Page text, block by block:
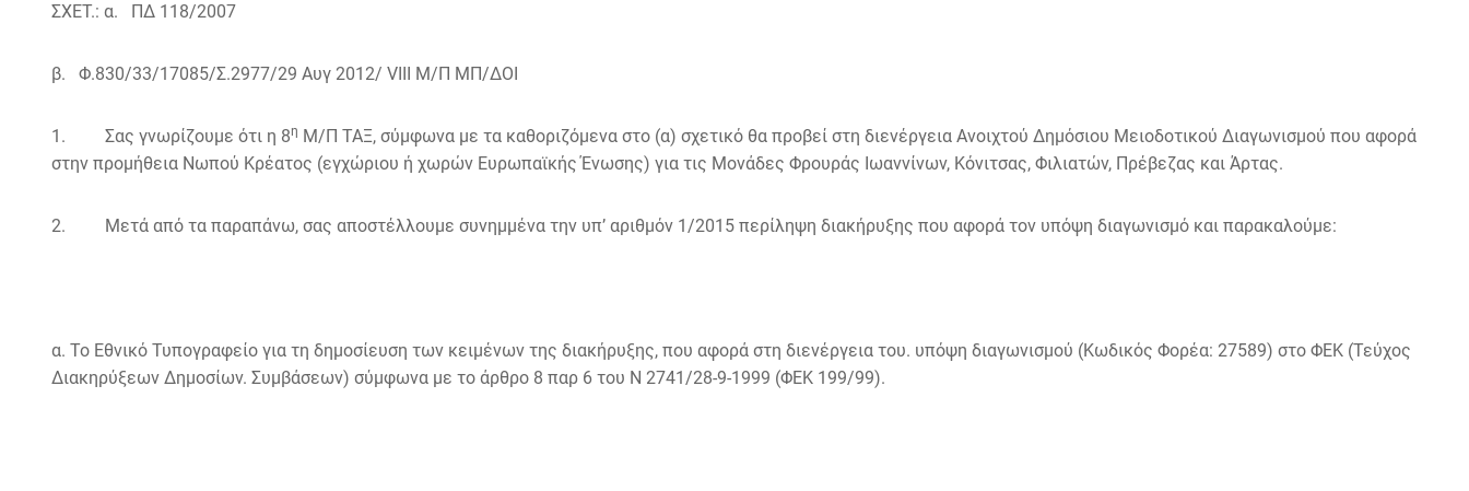
ΣΧΕΤ.: α. ΠΔ 118/2007
β. Φ.830/33/17085/Σ.2977/29 Αυγ 2012/ VIII Μ/Π ΜΠ/ΔΟΙ
1. Σας γνωρίζουμε ότι η 8η Μ/Π ΤΑΞ, σύμφωνα με τα καθοριζόμενα στο (α) σχετικό θα προβεί στη διενέργεια Ανοιχτού Δημόσιου Μειοδοτικού Διαγωνισμού που αφορά
στην προμήθεια Νωπού Κρέατος (εγχώριου ή χωρών Ευρωπαϊκής Ένωσης) για τις Μονάδες Φρουράς Ιωαννίνων, Κόνιτσας, Φιλιατών, Πρέβεζας και Άρτας.
2. Μετά από τα παραπάνω, σας αποστέλλουμε συνημμένα την υπ’ αριθμόν 1/2015 περίληψη διακήρυξης που αφορά τον υπόψη διαγωνισμό και παρακαλούμε:
α. Το Εθνικό Τυπογραφείο για τη δημοσίευση των κειμένων της διακήρυξης, που αφορά στη διενέργεια του. υπόψη διαγωνισμού (Κωδικός Φορέα: 27589) στο ΦΕΚ (Τεύχος
Διακηρύξεων Δημοσίων. Συμβάσεων) σύμφωνα με το άρθρο 8 παρ 6 του Ν 2741/28-9-1999 (ΦΕΚ 199/99).